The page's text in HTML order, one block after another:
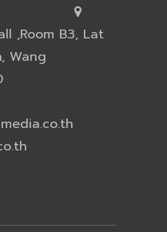
,Room B3, Lat
Wang